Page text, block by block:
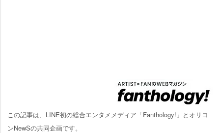
この記事は、LINE初の総合エンタメメディア「Fanthology!」とオリコ
ンNewSの共同企画です。